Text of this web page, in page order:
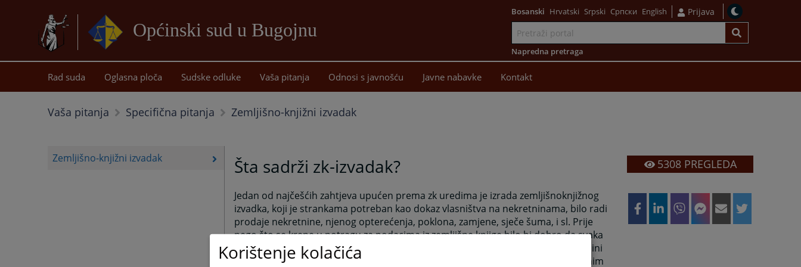
Općinski sud u Bugojnu
sadržaj
Bosanski Hrvatski Srpski Српски English Prijava
Napredna pretraga
Rad suda Oglasna ploča Sudske odluke Vaša pitanja Odnosi s javnošću Javne nabavke Kontakt
Vaša pitanja Specifična pitanja Zemljišno-knjižni izvadak
Zemljišno-knjižni izvadak Šta sadrži zk-izvadak?
Jedan od najčešćih zahtjeva upućen prema zk uredima je izrada zemljišnoknjižnog
izvadka, koji je strankama potreban kao dokaz vlasništva na nekretninama, bilo radi
prodaje nekretnine, njenog opterećenja, poklona, zamjene, sječe šuma, i sl. Prije
nego što se krene u potragu za podacima iz zemljišne knjige bilo bi dobro da svaka
stranka zna za koju katastarsku česticu traži podatke, te u kojoj katastarskoj općini
se nalazi ta čestica. Da bi se to znalo potrebno je doznati u kojim zemljišnoknjižnim
5308PREGLEDA
Korištenje kolačića